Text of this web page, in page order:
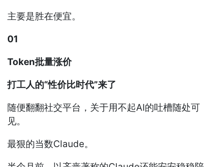
主要是胜在便宜。
01
Token批量涨价
打工人的“性价比时代”来了
随便翻翻社交平台，关于用不起AI的吐槽随处可
见。
最狠的当数Claude。